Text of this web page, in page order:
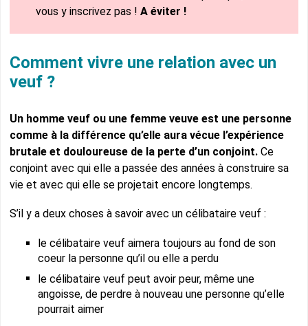
vous y inscrivez pas ! A éviter !
Comment vivre une relation avec un
veuf ?
Un homme veuf ou une femme veuve est une personne
comme à la différence qu’elle aura vécue l’expérience
brutale et douloureuse de la perte d’un conjoint.Ce
conjoint avec qui elle a passée des années à construire sa
vie et avec qui elle se projetait encore longtemps.
S’il y a deux choses à savoir avec un célibataire veuf :
le célibataire veuf aimera toujours au fond de son
coeur la personne qu’il ou elle a perdu
le célibataire veuf peut avoir peur, même une
angoisse, de perdre à nouveau une personne qu’elle
pourrait aimer